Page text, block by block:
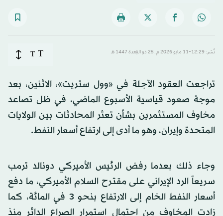
نُشر: 12:29-11 مايو 2026 م ـ 25 ذو القِعدة 1447 هـ T
T
تراجعت العقود الآجلة في «وول ستريت»، الاثنين، بعد
موجة صعود قياسية الأسبوع الماضي، في ظل تصاعد
مخاوف المستثمرين بشأن تعثر المحادثات بين الولايات
المتحدة وإيران، وهو ما أدى إلى ارتفاع أسعار النفط.
وجاء ذلك بعدما رفض الرئيس الأميركي دونالد ترمب
سريعاً الرد الإيراني على مقترح السلام الأميركي، ما دفع
أسعار النفط الخام إلى الارتفاع بنحو 3 في المائة، كما
زادت المخاوف من احتمال استمرار الصراع الدائر منذ